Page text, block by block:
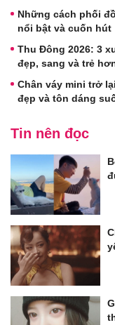
Những cách phối
nổi bật và cuốn hút
Thu Đông 2026: 3
đẹp, sang và trẻ
Chân váy mini trở
đẹp và tôn dáng
Tin nên đọc